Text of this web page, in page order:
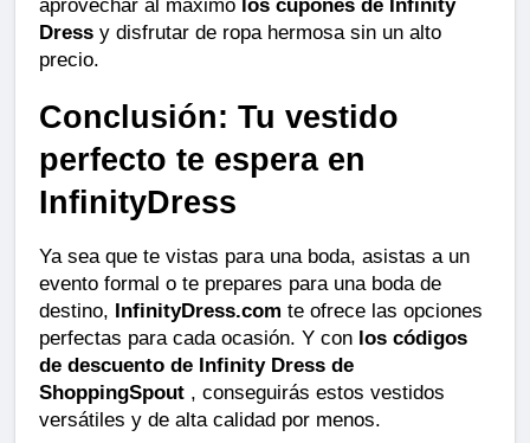
aprovechar al máximo los cupones de Infinity
Dress y disfrutar de ropa hermosa sin un alto
precio.
Conclusión: Tu vestido
perfecto te espera en
InfinityDress
Ya sea que te vistas para una boda, asistas a un
evento formal o te prepares para una boda de
destino, InfinityDress.com te ofrece las opciones
perfectas para cada ocasión. Y con los códigos
de descuento de Infinity Dress de
ShoppingSpout , conseguirás estos vestidos
versátiles y de alta calidad por menos.